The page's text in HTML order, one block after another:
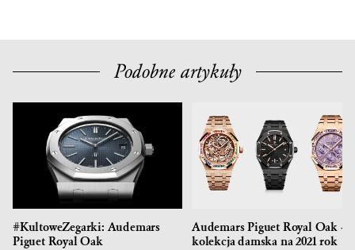
Podobne artykuły
#KultoweZegarki: Audemars
Piguet Royal Oak
Audemars Piguet Royal Oak –
kolekcja damska na 2021 rok